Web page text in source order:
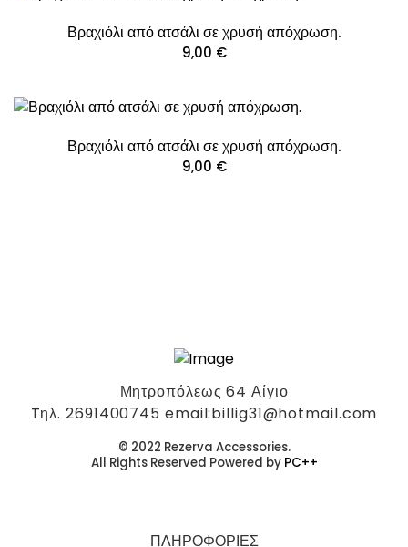
Βραχιόλι από ατσάλι σε χρυσή απόχρωση.
9,00 €
Βραχιόλι από ατσάλι σε χρυσή απόχρωση.
9,00 €
Μητροπόλεως 64 Αίγιο
Tηλ. 2691400745 email:billig31@hotmail.com
© 2022 Rezerva Accessories.
All Rights Reserved Powered by PC++
ΠΛΗΡΟΦΟΡΙΕΣ